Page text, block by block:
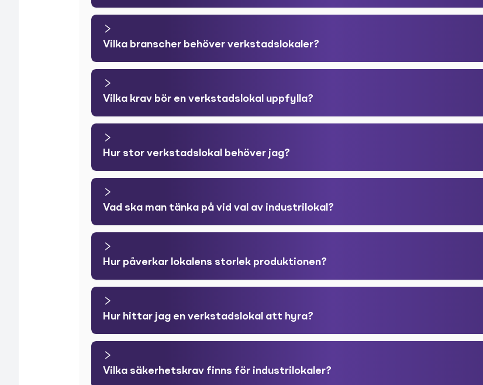
Vilka branscher behöver verkstadslokaler?
Vilka krav bör en verkstadslokal uppfylla?
Hur stor verkstadslokal behöver jag?
Vad ska man tänka på vid val av industrilokal?
Hur påverkar lokalens storlek produktionen?
Hur hittar jag en verkstadslokal att hyra?
Vilka säkerhetskrav finns för industrilokaler?